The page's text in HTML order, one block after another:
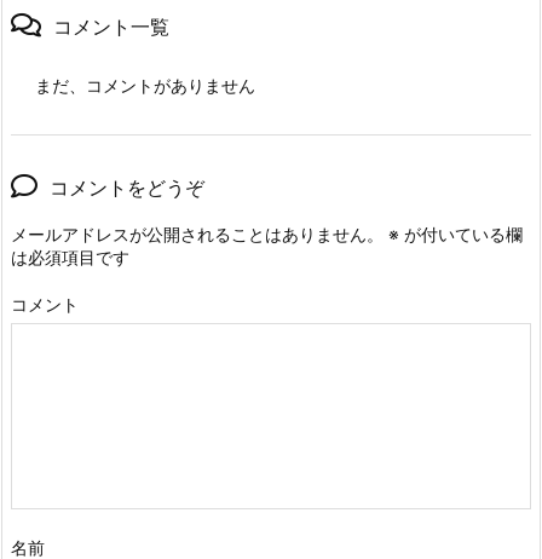
コメント一覧
まだ、コメントがありません
コメントをどうぞ
メールアドレスが公開されることはありません。 ※ が付いている欄
は必須項目です
コメント
名前